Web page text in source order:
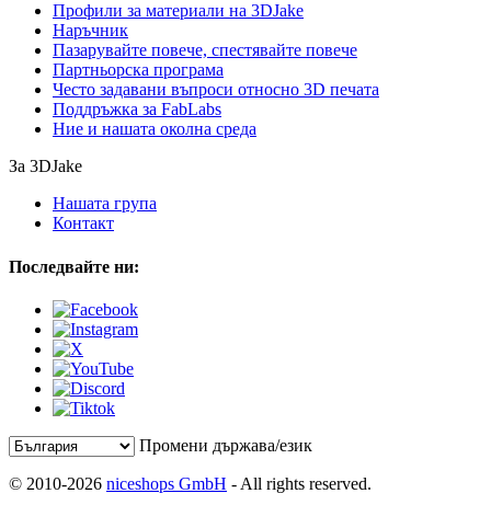
Профили за материали на 3DJake
Наръчник
Пазарувайте повече, спестявайте повече
Партньорска програма
Често задавани въпроси относно 3D печата
Поддръжка за FabLabs
Ние и нашата околна среда
За 3DJake
Нашата група
Контакт
Последвайте ни:
Промени държава/език
© 2010-2026 niceshops GmbH - All rights reserved.